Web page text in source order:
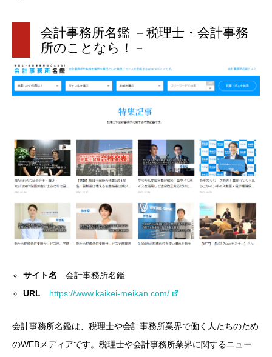
会計事務所名鑑 －税理士・会計事務
所のことなら！－
サイト名会計事務所名鑑
URL https://www.kaikei-meikan.com/
会計事務所名鑑は、税理士や会計事務所業界で働く人たちのため
のWEBメディアです。税理士や会計事務所業界に関するニュー